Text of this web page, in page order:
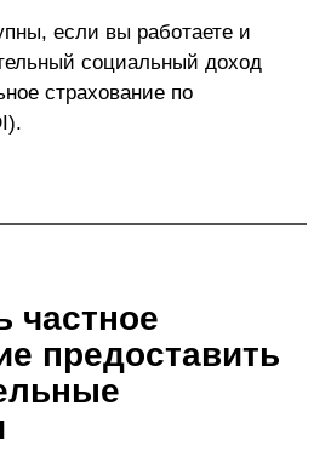
если вы работаете и
социальный доход
страхование по
частное
предоставить